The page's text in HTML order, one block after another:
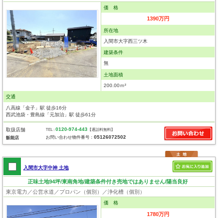
価 格
1390万円
所在地
入間市大字西三ツ木
建築条件
無
土地面積
200.00ｍ²
交通
八高線「金子」駅 徒歩16分
西武池袋・豊島線「元加治」駅 徒歩61分
取扱店舗
飯能店
TEL :0120-974-443 【通話料無料】
お問い合わせ物件番号：05126072502
入間市大字中神 土地
正味土地94坪/東南角地/建築条件付き売地ではありません/陽当良好
東京電力／公営水道／プロパン（個別）／浄化槽（個別）
価 格
1780万円